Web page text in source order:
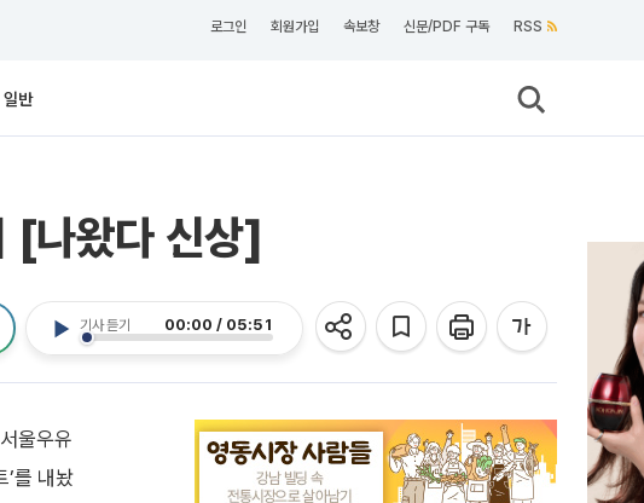
로그인 회원가입 속보창 신문/PDF 구독 RSS
일반
[나왔다 신상]
기사 듣기 00:00 / 05:51
울우유
’를 내놨